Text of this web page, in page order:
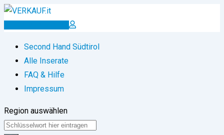
Zum
Inserat erstellen
Second Hand Südtirol
Alle Inserate
FAQ & Hilfe
Impressum
Region auswählen